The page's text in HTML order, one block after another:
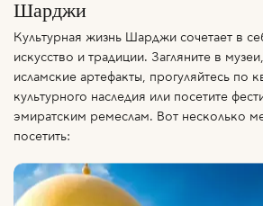
Шарджи
Культурная жизнь Шарджи сочетает в
искусство и традиции. Загляните в
исламские артефакты, прогуляйтесь по
культурного наследия или посетите
эмиратским ремеслам. Вот несколько
посетить: